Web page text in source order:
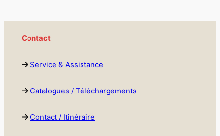
Contact
Service & Assistance
Catalogues / Téléchargements
Contact / Itinéraire